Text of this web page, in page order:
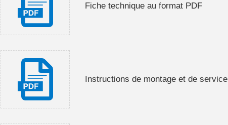
Fiche technique au format PDF
Instructions de montage et de service